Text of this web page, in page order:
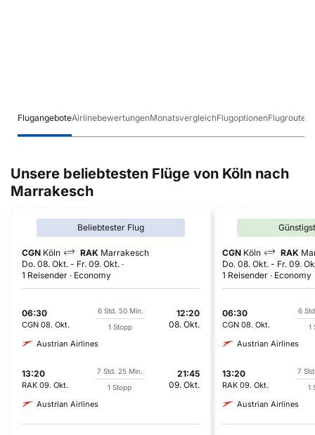
FlugangeboteAirlinebewertungenMonatsvergleichFlugoptionenFlugrouten
Unsere beliebtesten Flüge von Köln nach
Marrakesch
Beliebtester Flug
CGN Köln RAK Marrakesch
Do. 08. Okt. - Fr. 09. Okt.
1 Reisender
Economy
06:30
CGN 08. Okt.
6 Std. 50 Min.
1 Stopp
12:20
08. Okt.
Austrian Airlines
13:20
RAK 09. Okt.
7 Std. 25 Min.
1 Stopp
21:45
09. Okt.
Austrian Airlines
CGN Köln RAK
Do. 08. Okt. - Fr. 09.
1 Reisender
Economy
06:30
CGN 08. Okt.
6
1
Austrian Airlines
13:20
RAK 09. Okt.
7
1
Austrian Airlines